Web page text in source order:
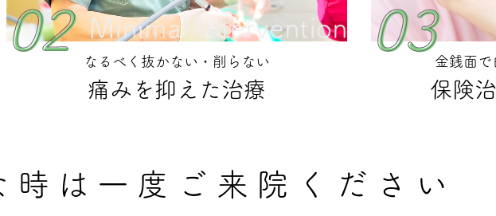
02
02 Minimal Intervention
なるべく抜かない・削らない
痛みを抑えた治療
03
03
金銭面で
保険
時は一度ご来院ください